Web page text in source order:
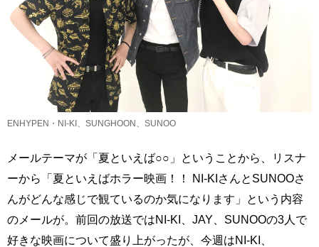
ENHYPEN・NI-KI、SUNGHOON、SUNOO
メールテーマが「夏といえば○○」ということから、リスナ
ーから「夏といえばホラー映画！！ NI-KIさんとSUNOOさ
んがどんな感じで観ているのか気になります」という内容
のメールが。前回の放送ではNI-KI、JAY、SUNOOの3人で
好きな映画について盛り上がったが、今週はNI-KI、